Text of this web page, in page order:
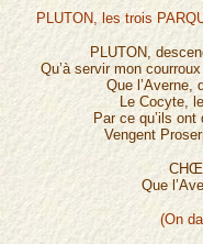
PLUTON, les trois
PLUTON,
Qu’à servir mon
Que l’Averne,
Le Cocyte,
Par ce qu’ils
Vengent
Que
(On